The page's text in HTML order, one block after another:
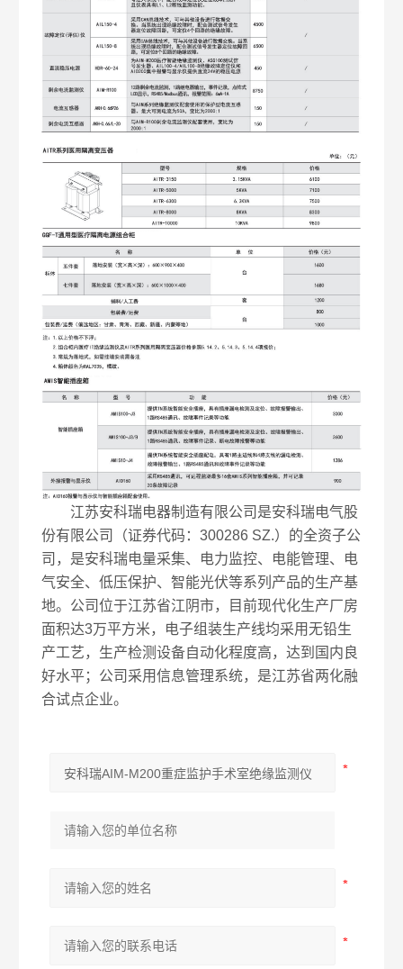
江苏安科瑞电器制造有限公司是安科瑞电气股
份有限公司（证券代码：300286 SZ.）的全资子公
司，是安科瑞电量采集、电力监控、电能管理、电
气安全、低压保护、智能光伏等系列产品的生产基
地。公司位于江苏省江阴市，目前现代化生产厂房
面积达3万平方米，电子组装生产线均采用无铅生
产工艺，生产检测设备自动化程度高，达到国内良
好水平；公司采用信息管理系统，是江苏省两化融
合试点企业。